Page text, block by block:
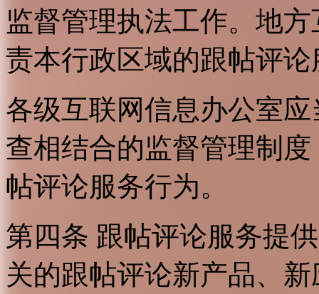
监督管理执法工作。地
责本行政区域的跟帖评
各级互联网信息办公室
查相结合的监督管理制
帖评论服务行为。
第四条 跟帖评论服务提
关的跟帖评论新产品、